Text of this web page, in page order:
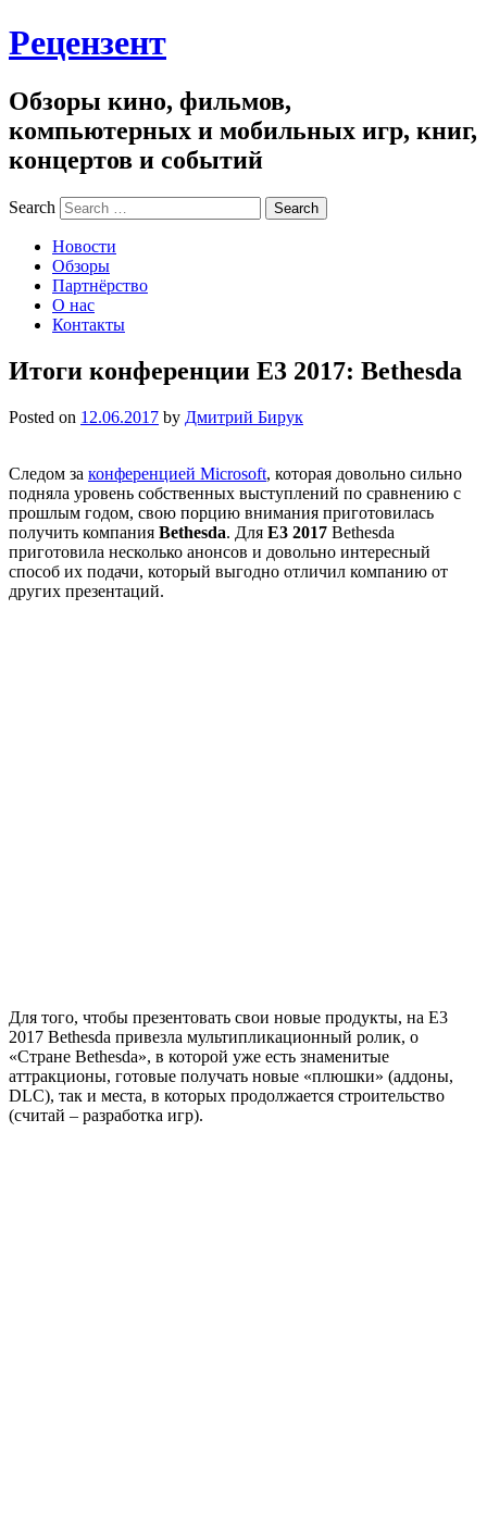
Рецензент
Обзоры кино, фильмов,
компьютерных и мобильных игр, книг,
концертов и событий
Search
Новости
Обзоры
Партнёрство
О нас
Контакты
Итоги конференции E3 2017: Bethesda
Posted on 12.06.2017 by Дмитрий Бирук
Следом за конференцией Microsoft, которая довольно сильно
подняла уровень собственных выступлений по сравнению с
прошлым годом, свою порцию внимания приготовилась
получить компания Bethesda. Для E3 2017 Bethesda
приготовила несколько анонсов и довольно интересный
способ их подачи, который выгодно отличил компанию от
других презентаций.
Для того, чтобы презентовать свои новые продукты, на E3
2017 Bethesda привезла мультипликационный ролик, о
«Стране Bethesda», в которой уже есть знаменитые
аттракционы, готовые получать новые «плюшки» (аддоны,
DLC), так и места, в которых продолжается строительство
(считай – разработка игр).